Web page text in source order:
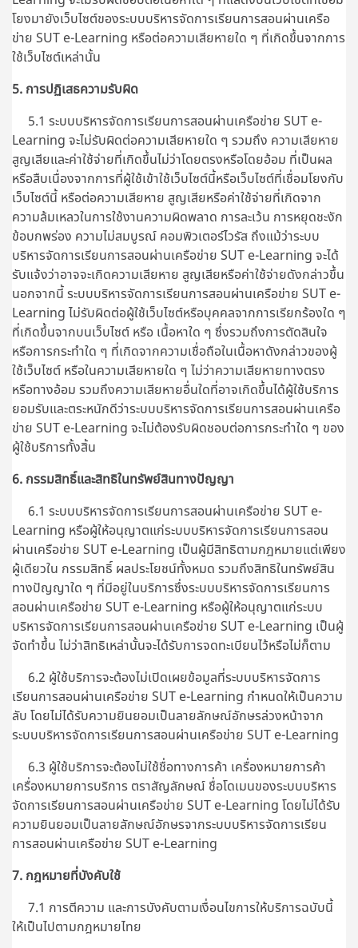
โยงมายังเว็บไซต์ของระบบบริหารจัดการเรียนการสอนผ่านเครือ
ข่าย SUT e-Learning หรือต่อความเสียหายใด ๆ ที่เกิดขึ้นจากการ
ใช้เว็บไซต์เหล่านั้น
5. การปฏิเสธความรับผิด
5.1 ระบบบริหารจัดการเรียนการสอนผ่านเครือข่าย SUT e-
Learning จะไม่รับผิดต่อความเสียหายใด ๆ รวมถึง ความเสียหาย
สูญเสียและค่าใช้จ่ายที่เกิดขึ้นไม่ว่าโดยตรงหรือโดยอ้อม ที่เป็นผล
หรือสืบเนื่องจากการที่ผู้ใช้เข้าใช้เว็บไซต์นี้หรือเว็บไซต์ที่เชื่อมโยงกับ
เว็บไซต์นี้ หรือต่อความเสียหาย สูญเสียหรือค่าใช้จ่ายที่เกิดจาก
ความล้มเหลวในการใช้งานความผิดพลาด การละเว้น การหยุดชะงัก
ข้อบกพร่อง ความไม่สมบูรณ์ คอมพิวเตอร์ไวรัส ถึงแม้ว่าระบบ
บริหารจัดการเรียนการสอนผ่านเครือข่าย SUT e-Learning จะได้
รับแจ้งว่าอาจจะเกิดความเสียหาย สูญเสียหรือค่าใช้จ่ายดังกล่าวขึ้น
นอกจากนี้ระบบบริหารจัดการเรียนการสอนผ่านเครือข่าย SUT e-
Learning ไม่รับผิดต่อผู้ใช้เว็บไซต์หรือบุคคลจากการเรียกร้องใด ๆ
ที่เกิดขึ้นจากบนเว็บไซต์ หรือ เนื้อหาใด ๆ ซึ่งรวมถึงการตัดสินใจ
หรือการกระทำใด ๆ ที่เกิดจากความเชื่อถือในเนื้อหาดังกล่าวของผู้
ใช้เว็บไซต์ หรือในความเสียหายใด ๆ ไม่ว่าความเสียหายทางตรง
หรือทางอ้อม รวมถึงความเสียหายอื่นใดที่อาจเกิดขึ้นได้ผู้ใช้บริการ
ยอมรับและตระหนักดีว่าระบบบริหารจัดการเรียนการสอนผ่านเครือ
ข่าย SUT e-Learning จะไม่ต้องรับผิดชอบต่อการกระทำใด ๆ ของ
ผู้ใช้บริการทั้งสิ้น
6. กรรมสิทธิ์และสิทธิในทรัพย์สินทางปัญญา
6.1 ระบบบริหารจัดการเรียนการสอนผ่านเครือข่าย SUT e-
Learning หรือผู้ให้อนุญาตแก่ระบบบริหารจัดการเรียนการสอน
ผ่านเครือข่าย SUT e-Learning เป็นผู้มีสิทธิตามกฎหมายแต่เพียง
ผู้เดียวใน กรรมสิทธิ์ ผลประโยชน์ทั้งหมด รวมถึงสิทธิในทรัพย์สิน
ทางปัญญาใด ๆ ที่มีอยู่ในบริการซึ่งระบบบริหารจัดการเรียนการ
สอนผ่านเครือข่าย SUT e-Learning หรือผู้ให้อนุญาตแก่ระบบ
บริหารจัดการเรียนการสอนผ่านเครือข่าย SUT e-Learning เป็นผู้
จัดทำขึ้น ไม่ว่าสิทธิเหล่านั้นจะได้รับการจดทะเบียนไว้หรือไม่ก็ตาม
6.2 ผู้ใช้บริการจะต้องไม่เปิดเผยข้อมูลที่ระบบบริหารจัดการ
เรียนการสอนผ่านเครือข่าย SUT e-Learning กำหนดให้เป็นความ
ลับ โดยไม่ได้รับความยินยอมเป็นลายลักษณ์อักษรล่วงหน้าจาก
ระบบบริหารจัดการเรียนการสอนผ่านเครือข่าย SUT e-Learning
6.3 ผู้ใช้บริการจะต้องไม่ใช้ชื่อทางการค้า เครื่องหมายการค้า
เครื่องหมายการบริการ ตราสัญลักษณ์ ชื่อโดเมนของระบบบริหาร
จัดการเรียนการสอนผ่านเครือข่าย SUT e-Learning โดยไม่ได้รับ
ความยินยอมเป็นลายลักษณ์อักษรจากระบบบริหารจัดการเรียน
การสอนผ่านเครือข่าย SUT e-Learning
7. กฎหมายที่บังคับใช้
7.1 การตีความ และการบังคับตามเงื่อนไขการให้บริการฉบับนี้
ให้เป็นไปตามกฎหมายไทย